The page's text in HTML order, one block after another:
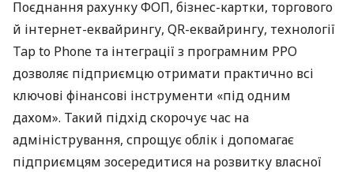
Поєднання рахунку ФОП, бізнес-картки, торгового
й інтернет-еквайрингу, QR-еквайрингу, технології
Tap to Phone та інтеграції з програмним РРО
дозволяє підприємцю отримати практично всі
ключові фінансові інструменти «під одним
дахом». Такий підхід скорочує час на
адміністрування, спрощує облік і допомагає
підприємцям зосередитися на розвитку власної